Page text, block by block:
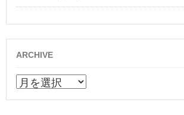
ARCHIVE
ARCHIVE